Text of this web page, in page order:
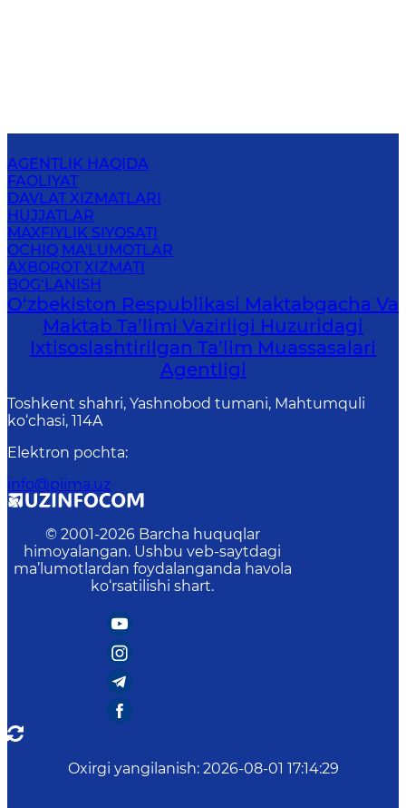
AGENTLIK HAQIDA
FAOLIYAT
DAVLAT XIZMATLARI
HUJJATLAR
MAXFIYLIK SIYOSATI
OCHIQ MA'LUMOTLAR
AXBOROT XIZMATI
BOG‘LANISH
O‘zbekiston Respublikasi Maktabgacha Va
Maktab Ta’limi Vazirligi Huzuridagi
Ixtisoslashtirilgan Ta’lim Muassasalari
Agentligi
Toshkent shahri, Yashnobod tumani, Mahtumquli
ko‘chasi, 114A
Elektron pochta:
info@piima.uz
© 2001-2026 Barcha huquqlar
himoyalangan. Ushbu veb-saytdagi
ma’lumotlardan foydalanganda havola
ko‘rsatilishi shart.
Oxirgi yangilanish: 2026-08-01 17:14:29